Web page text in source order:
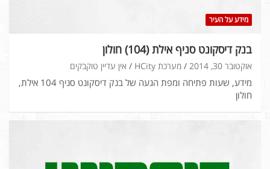
מידע על העיר
בנק דיסקונט סניף אילת (104) חולון
אוקטובר 30, 2014 מערכת HCity אין עדיין טוקבקים
מידע, שעות פתיחה ומפת הגעה של בנק דיסקונט סניף 104 אילת,
חולון